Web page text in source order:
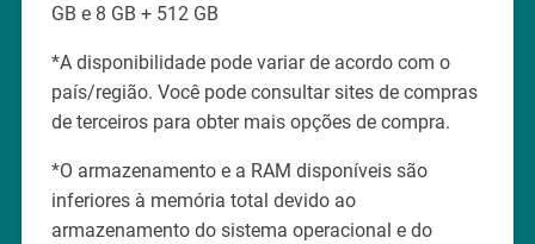
GB e 8 GB + 512 GB
*A disponibilidade pode variar de acordo com o
país/região. Você pode consultar sites de compras
de terceiros para obter mais opções de compra.
*O armazenamento e a RAM disponíveis são
inferiores à memória total devido ao
armazenamento do sistema operacional e do